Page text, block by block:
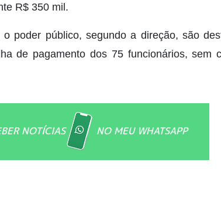
R$ 350 mil.
poder público, segundo a direção, são
de pagamento dos 75 funcionários, sem
NOTÍCIAS NO MEU WHATSAPP